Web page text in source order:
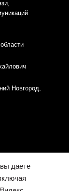
Новгород,
файлов
даете